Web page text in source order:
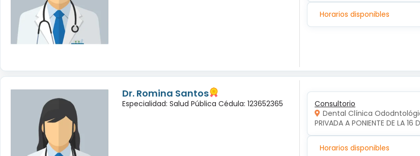
Horarios disponibles
Dr. Romina Santos
Especialidad: Salud Pública Cédula: 123652365
Consultorio
Dental Clínica
PRIVADA A PONIENTE DE LA 16
Horarios disponibles